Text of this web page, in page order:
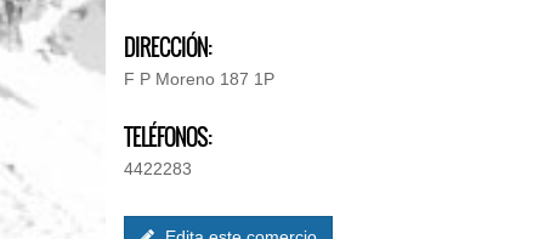
DIRECCIÓN:
F P Moreno 187 1P
TELÉFONOS:
4422283